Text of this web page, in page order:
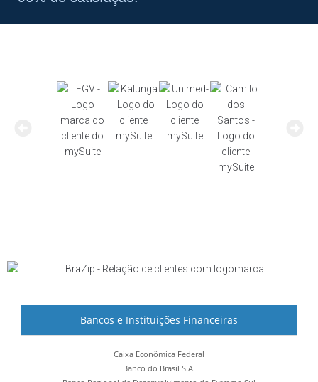
Bancos e Instituições Financeiras
Caixa Econômica Federal
Banco do Brasil S.A.